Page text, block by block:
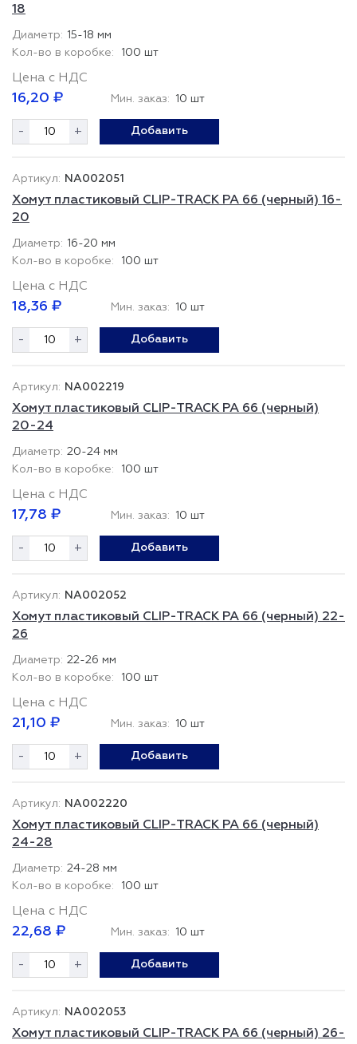
18
15-18 мм
100 шт
Цена с НДС
16,20 ₽ Мин. заказ: 10 шт
- + Добавить
NA002051
Хомут пластиковый CLIP-TRACK PA 66 (черный) 16-
20
16-20 мм
100 шт
Цена с НДС
18,36 ₽ Мин. заказ: 10 шт
- + Добавить
NA002219
Хомут пластиковый CLIP-TRACK PA 66 (черный)
20-24
20-24 мм
100 шт
Цена с НДС
17,78 ₽ Мин. заказ: 10 шт
- + Добавить
NA002052
Хомут пластиковый CLIP-TRACK PA 66 (черный) 22-
26
22-26 мм
100 шт
Цена с НДС
21,10 ₽ Мин. заказ: 10 шт
- + Добавить
NA002220
Хомут пластиковый CLIP-TRACK PA 66 (черный)
24-28
24-28 мм
100 шт
Цена с НДС
22,68 ₽ Мин. заказ: 10 шт
- + Добавить
NA002053
Хомут пластиковый CLIP-TRACK PA 66 (черный) 26-